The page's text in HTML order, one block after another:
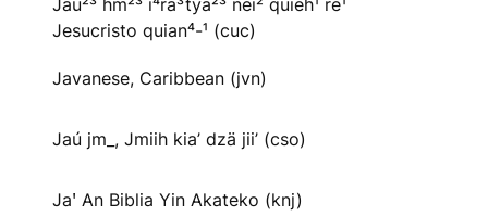
Jau²³ hm²³ i⁴ra³tya²³ nei² quieh¹ re¹
Jesucristo quian⁴-¹ (cuc)
Javanese, Caribbean (jvn)
Jaú jm_, Jmiih kia’ dzä jii’ (cso)
Jaꞌ An Biblia Yin Akateko (knj)